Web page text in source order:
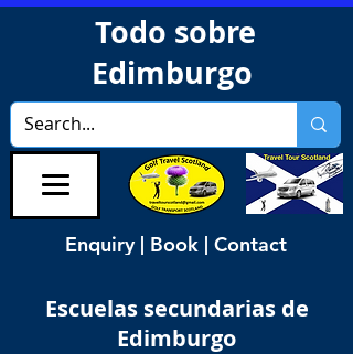
Todo sobre
Edimburgo
Enquiry | Book | Contact
Escuelas secundarias de
Edimburgo